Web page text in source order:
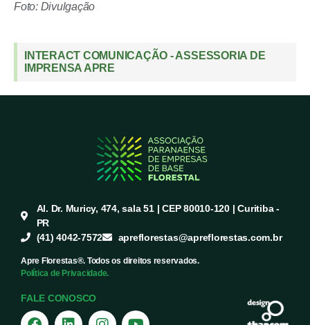
Foto: Divulgação
INTERACT COMUNICAÇÃO - ASSESSORIA DE
IMPRENSA APRE
Al. Dr. Muricy, 474, sala 51 | CEP 80010-120 | Curitiba -
PR
(41) 4042-7572
apreflorestas@apreflorestas.com.br
Apre Florestas®. Todos os direitos reservados.
Política de Privacidade.
FALE CONOSCO